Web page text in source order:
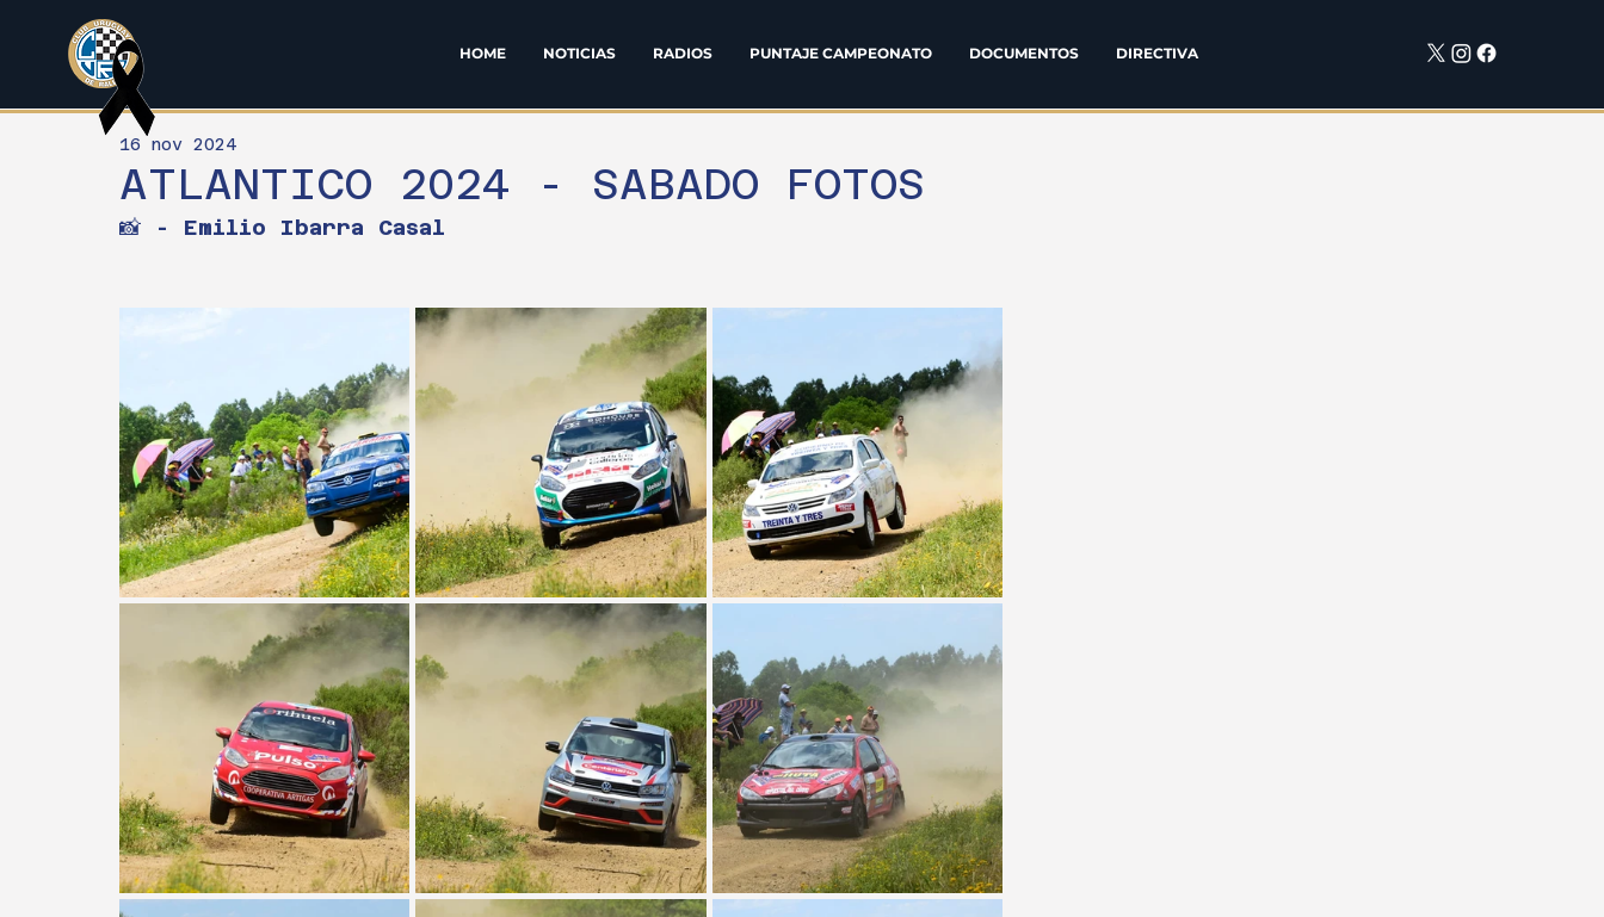
HOME NOTICIAS RADIOS PUNTAJE CAMPEONATO DOCUMENTOS DIRECTIVA
ATLANTICO 2024 - SABADO FOTOS
16 nov 2024
📸 - Emilio Ibarra Casal